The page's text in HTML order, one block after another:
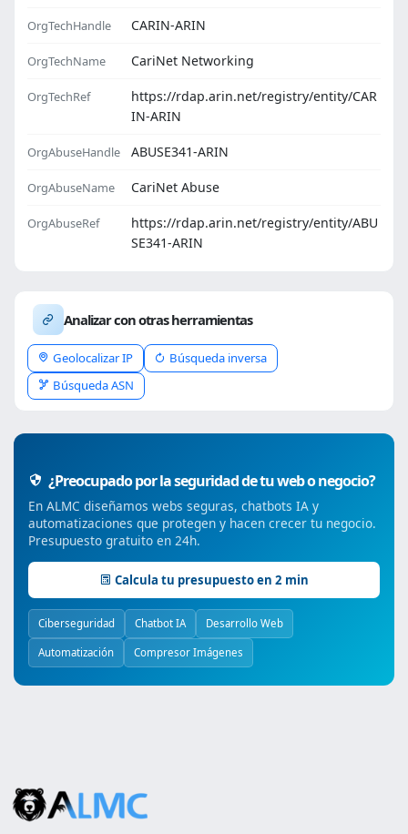
OrgTechHandle CARIN-ARIN
OrgTechName CariNet Networking
OrgTechRef
https://rdap.arin.net/registry/entity/CAR
IN-ARIN
OrgAbuseHandle ABUSE341-ARIN
OrgAbuseName CariNet Abuse
OrgAbuseRef
https://rdap.arin.net/registry/entity/ABU
SE341-ARIN
Analizar con otras herramientas
Geolocalizar IP
Búsqueda inversa
Búsqueda ASN
¿Preocupado por la seguridad de tu web o negocio?
En ALMC diseñamos webs seguras, chatbots IA y
automatizaciones que protegen y hacen crecer tu negocio.
Presupuesto gratuito en 24h.
Calcula tu presupuesto en 2 min
Ciberseguridad Chatbot IA Desarrollo Web
Automatización Compresor Imágenes